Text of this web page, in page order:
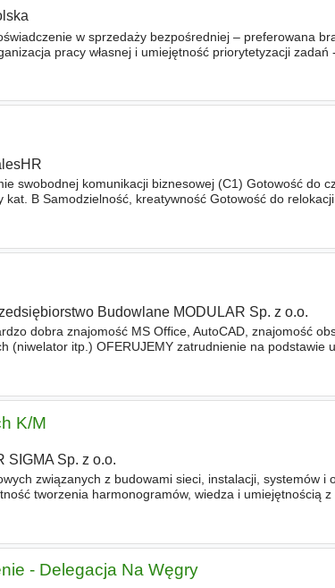
w sprzedaży bezpośredniej – preferowana
pracy własnej i umiejętność priorytetyzacji zadań
swobodnej komunikacji biznesowej (C1) Gotowość do
kat. B Samodzielność, kreatywność Gotowość do
Budowlane MODULAR Sp. z o.o.
dobra znajomość MS Office, AutoCAD, znajomość
(niwelator itp.) OFERUJEMY zatrudnienie na podstawie
K/M
SIGMA Sp. z o.o.
związanych z budowami sieci, instalacji, systemów i
tworzenia harmonogramów, wiedza i umiejętnością z
- Delegacja Na Węgry